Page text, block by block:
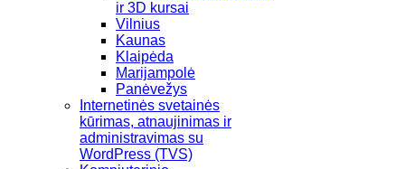
ir 3D kursai
Vilnius
Kaunas
Klaipėda
Marijampolė
Panėvežys
Internetinės svetainės
kūrimas, atnaujinimas ir
administravimas su
WordPress (TVS)